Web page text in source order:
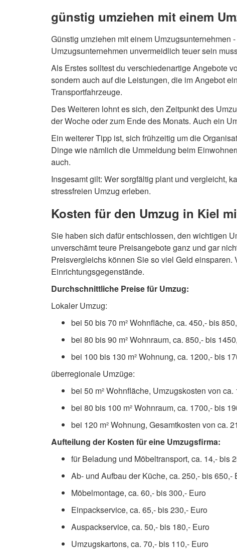
günstig umziehen mit einem
Günstig umziehen mit einem
Umzugsunternehmen unvermeidlich teuer sein
Als Erstes solltest du verschiedenartige Angebote
sondern auch auf die Leistungen, die im Angebot
Transportfahrzeuge.
Des Weiteren lohnt es sich, den Zeitpunkt des
der Woche oder zum Ende des Monats. Auch ein
Ein weiterer Tipp ist, sich frühzeitig um die
Dinge wie nämlich die Ummeldung beim
auch.
Insgesamt gilt: Wer sorgfältig plant und vergleicht,
stressfreien Umzug erleben.
Kosten für den Umzug in Kiel
Sie haben sich dafür entschlossen, den wichtigen
unverschämt teure Preisangebote ganz und gar
Preisvergleichs können Sie so viel Geld
Einrichtungsgegenstände.
Durchschnittliche Preise für Umzug:
Lokaler Umzug:
bei 50 bis 70 m² Wohnfläche, ca. 450,- bis
bei 80 bis 90 m² Wohnraum, ca. 850,- bis
bei 100 bis 130 m² Wohnung, ca. 1200,- bis
überregionale Umzüge:
bei 50 m² Wohnfläche, Umzugskosten von
bei 80 bis 100 m² Wohnraum, ca. 1700,- bis
bei 120 m² Wohnung, Gesamtkosten von ca.
Aufteilung der Kosten für eine Umzugsfirma:
für Beladung und Möbeltransport, ca. 14,- bis
Ab- und Aufbau der Küche, ca. 250,- bis 650,-
Möbelmontage, ca. 60,- bis 300,- Euro
Einpackservice, ca. 65,- bis 230,- Euro
Auspackservice, ca. 50,- bis 180,- Euro
Umzugskartons, ca. 70,- bis 110,- Euro